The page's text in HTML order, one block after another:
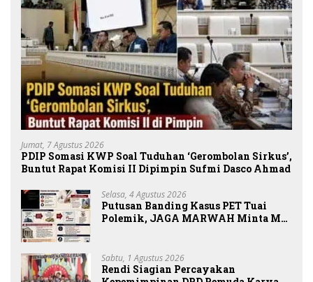
Jumat, 7 Agustus 2026
PDIP Somasi KWP Soal Tuduhan ‘Gerombolan Sirkus’,
Buntut Rapat Komisi II Dipimpin Sufmi Dasco Ahmad
Selasa, 4 Agustus 2026
Putusan Banding Kasus PET Tuai
Polemik, JAGA MARWAH Minta MA
Sabtu, 1 Agustus 2026
Rendi Siagian Percayakan